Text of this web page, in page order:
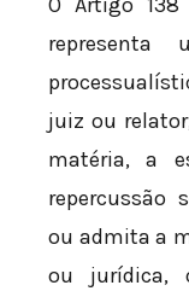
juiz ou
matéria, a
repercussão
ou admita a
ou jurídica,